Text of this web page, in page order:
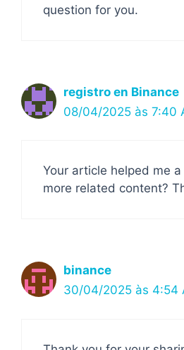
question for you.
registro en Binance
08/04/2025 às 7:40
Your article helped me
more related content?
binance
30/04/2025 às 4:54